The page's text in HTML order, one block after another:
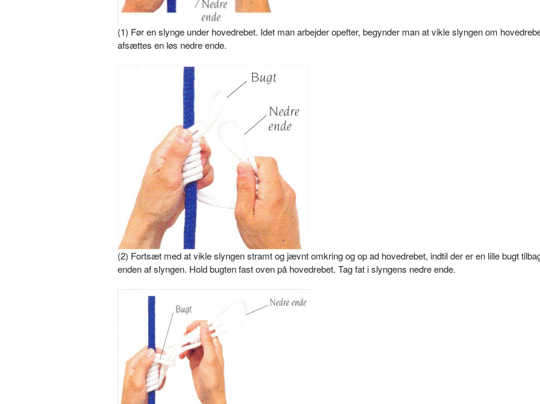
(1) Før en slynge under hovedrebet. Idet man arbejder opefter, begynder man at vikle slyngen om
afsættes en løs nedre ende.
(2) Fortsæt med at vikle slyngen stramt og jævnt omkring og op ad hovedrebet, indtil der er en lille bugt
enden af slyngen. Hold bugten fast oven på hovedrebet. Tag fat i slyngens nedre ende.